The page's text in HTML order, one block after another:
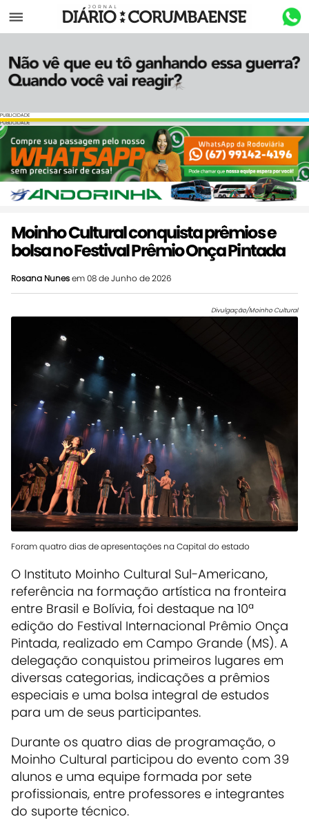
Menu
PUBLICIDADE
PUBLICIDADE
Moinho Cultural conquista prêmios e
bolsa no Festival Prêmio Onça Pintada
Rosana Nunesem 08 de Junho de 2026
Divulgação/Moinho Cultural
Foram quatro dias de apresentações na Capital do estado
O Instituto Moinho Cultural Sul-Americano,
referência na formação artística na fronteira
entre Brasil e Bolívia, foi destaque na 10ª
edição do Festival Internacional Prêmio Onça
Pintada, realizado em Campo Grande (MS). A
delegação conquistou primeiros lugares em
diversas categorias, indicações a prêmios
especiais e uma bolsa integral de estudos
para um de seus participantes.
Durante os quatro dias de programação, o
Moinho Cultural participou do evento com 39
alunos e uma equipe formada por sete
profissionais, entre professores e integrantes
do suporte técnico.